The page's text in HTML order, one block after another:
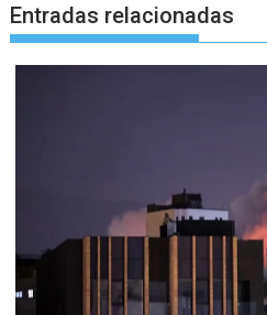
Entradas relacionadas